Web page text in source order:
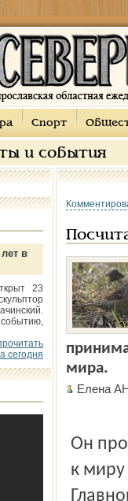
Спорт
и события
в
23
сегодня
мира.
Елена
Он
к